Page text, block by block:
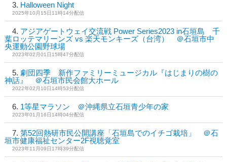
Halloween Night
2025年10月15日11時14分配信
アジアゲートウェイ交流戦 Power Series2023 in石垣島 千
葉ロッテマリーンズ vs 楽天モンキーズ（台湾） ＠石垣市中
央運動公園野球場
2023年02月01日15時47分配信
劇団四季 新作ファミリーミュージカル『はじまりの樹の
神話』 ＠石垣市民会館大ホール
2022年02月10日14時53分配信
1等星マラソン ＠沖縄県立石垣青少年の家
2023年01月16日14時04分配信
第52回熱研市民公開講座「石垣島でのイチゴ栽培」 ＠石
垣市健康福祉センター2F視聴覚室
2023年11月09日17時39分配信